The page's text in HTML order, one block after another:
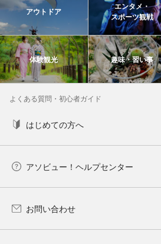
アウトドア
エンタメ・
スポーツ観戦
体験観光 趣味・習い事
よくある質問・初心者ガイド
はじめての方へ
アソビュー！ヘルプセンター
お問い合わせ